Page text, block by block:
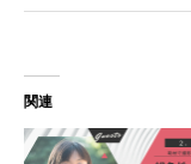
関連